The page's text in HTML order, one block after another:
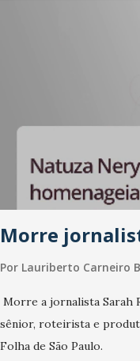
Morre
Por Lauriberto Carneiro
Morre a jornalista Sarah
sênior, roteirista e
Folha de São Paulo.